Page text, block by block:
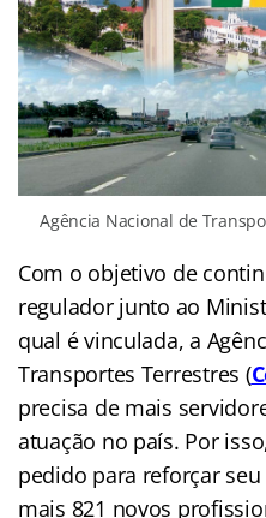
Agência Nacional de
Com o objetivo de
regulador junto ao
qual é vinculada, a
Transportes Terrestres (
precisa de mais
atuação no país. Por
pedido para reforçar
mais 821 novos